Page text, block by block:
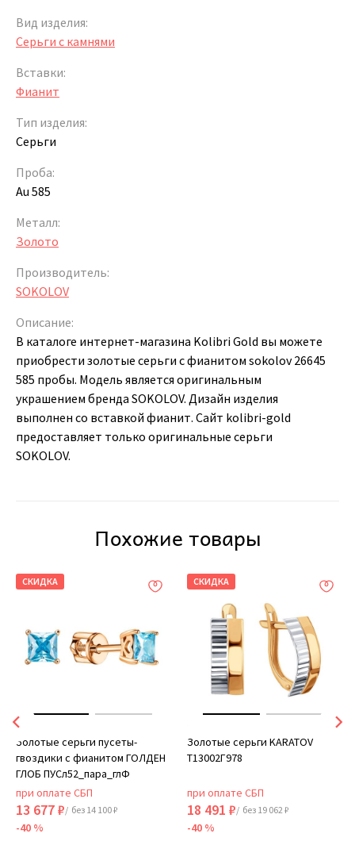
Вид изделия:
Серьги с камнями
Вставки:
Фианит
Тип изделия:
Серьги
Проба:
Au 585
Металл:
Золото
Производитель:
SOKOLOV
Описание:
В каталоге интернет-магазина Kolibri Gold вы можете
приобрести золотые серьги с фианитом sokolov 26645
585 пробы. Модель является оригинальным
украшением бренда SOKOLOV. Дизайн изделия
выполнен со вставкой фианит. Сайт kolibri-gold
предоставляет только оригинальные серьги
SOKOLOV.
Похожие товары
СКИДКА
Золотые серьги пусеты-
гвоздики с фианитом ГОЛДЕН
ГЛОБ ПУСл52_пара_глФ
при оплате СБП
13 677 ₽/ без 14 100 ₽
-40 %
СКИДКА
Золотые серьги KARATOV
Т13002Г978
при оплате СБП
18 491 ₽/ без 19 062 ₽
-40 %